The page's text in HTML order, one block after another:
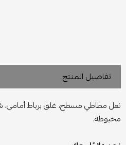
تفاصيل المنتج
نعل مطاطي مسطح، غلق برباط
مخيوطة.